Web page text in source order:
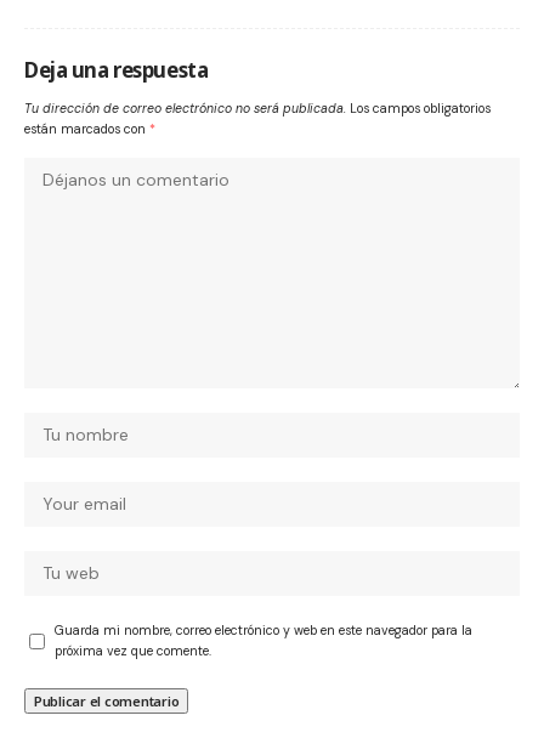
Deja una respuesta
Tu dirección de correo electrónico no será publicada. Los campos obligatorios
están marcados con *
Guarda mi nombre, correo electrónico y web en este navegador para la
próxima vez que comente.